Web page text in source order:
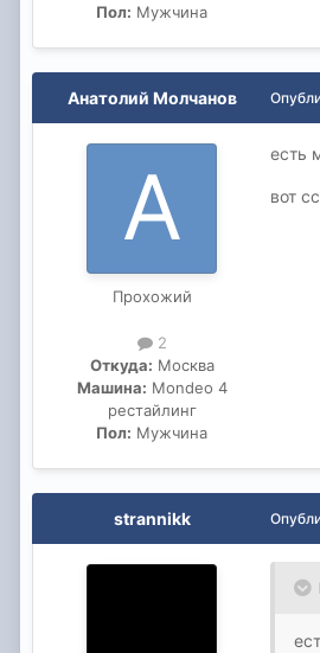
Пол: Мужчина
Анатолий Молчанов
Прохожий
2
Откуда: Москва
Машина: Mondeo 4
рестайлинг
Пол: Мужчина
есть
вот
strannikk